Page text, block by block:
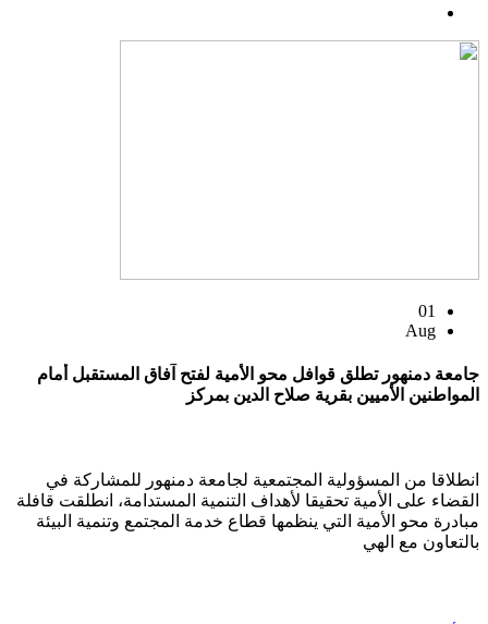
01
Aug
جامعة دمنهور تطلق قوافل محو الأمية لفتح آفاق المستقبل أمام
المواطنين الأميين بقرية صلاح الدين بمركز
انطلاقا من المسؤولية المجتمعية لجامعة دمنهور للمشاركة في
القضاء على الأمية تحقيقا لأهداف التنمية المستدامة، انطلقت قافلة
مبادرة محو الأمية التي ينظمها قطاع خدمة المجتمع وتنمية البيئة
بالتعاون مع الهي